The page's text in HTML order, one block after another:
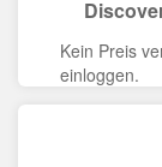
Kein Preis
einloggen.